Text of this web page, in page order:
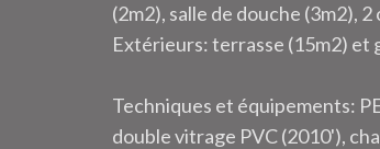
(2m2), salle de douche (3m2),
Extérieurs: terrasse (15m2) et
Techniques et équipements:
double vitrage PVC (2010'),